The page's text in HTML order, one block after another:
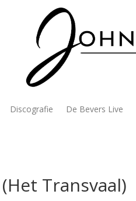
Discografie De Bevers Live
Transvaal)